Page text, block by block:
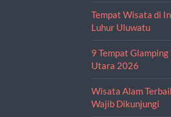
Tempat Wisata di
Luhur Uluwatu
9 Tempat
Utara 2026
Wisata Alam
Wajib Dikunjungi